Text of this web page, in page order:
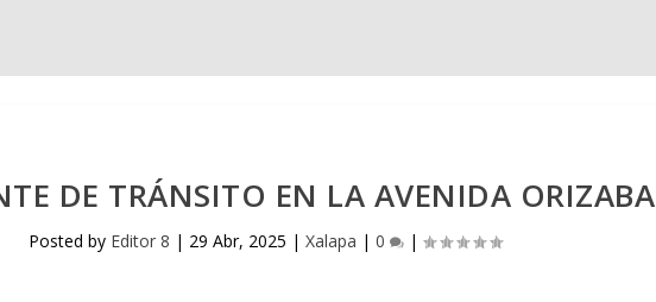
DE TRÁNSITO EN LA AVENIDA ORIZABA
Posted by Editor 8 | 29 Abr, 2025 | Xalapa | 0 |